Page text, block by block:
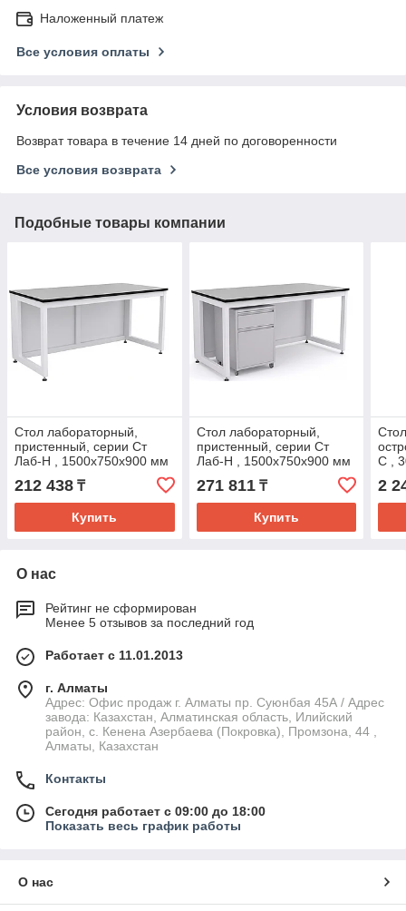
Наложенный платеж
Все условия оплаты
Условия возврата
Возврат товара в течение 14 дней по договоренности
Все условия возврата
Подобные товары компании
Стол лабораторный,
пристенный, серии Ст
Лаб-Н , 1500х750х900 мм
(Столешница TRESPA 16
мм)
212 438 ₸
Купить
Стол лабораторный,
пристенный, серии Ст
Лаб-Н , 1500х750х900 мм
(Столешница TRESPA 16
мм) с мобильной тумбой
271 811₸
Купить
С ,
16
2
О нас
Рейтинг не сформирован
Менее 5 отзывов за последний год
Работает с 11.01.2013
г. Алматы
Адрес: Офис продаж г. Алматы пр. Суюнбая 45А / Адрес
завода: Казахстан, Алматинская область, Илийский
район, ​с. Кенена Азербаева (Покровка), Промзона, 44​ ,
Алматы, Казахстан
Контакты
Сегодня работает с 09:00 до 18:00
Показать весь график работы
О нас